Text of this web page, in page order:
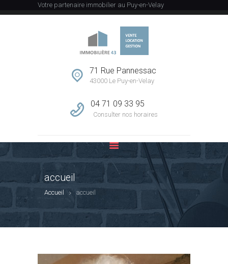
Votre partenaire immobilier au Puy-en-Velay
71 Rue Pannessac
43000 Le Puy-en-Velay
04 71 09 33 95
Consulter nos horaires
accueil
Accueil accueil
ACCUEIL
L’AGENCE
VENTE
LOCATION
GESTION